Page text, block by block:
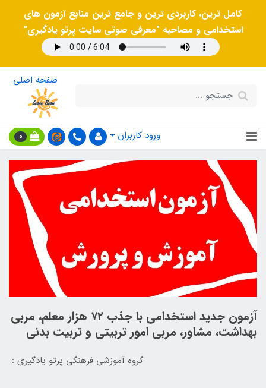
کامل ترین، کاربردی ترین و جامع ترین منابع آزمون های
استخدامی و مصاحبه "معرفی صوتی سایت پرتو یادگیری"
صفحه اصلی
ورود کاربران 0
آزمون جدید استخدامی با جذب ۷۲ هزار معلم، مربی
بهداشت، مشاور، مربی امور تربیتی و تربیت بدنی
گروه آموزشی فرهنگی پرتو یادگیری :